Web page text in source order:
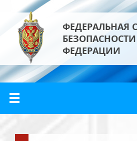
ФЕДЕРАЛЬНАЯ
ФЕДЕРАЦИИ